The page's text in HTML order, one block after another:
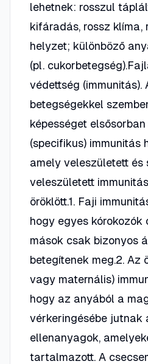
lehetnek: rosszul
kifáradás, rossz klíma,
helyzet; különböző
(pl.
védettség (immunitás).
betegségekkel
képességet
(specifikus) immunitás
amely veleszületett és
veleszületett
öröklött.1. Faji
hogy egyes kórokozók
mások csak bizonyos
betegítenek meg.2. Az
vagy maternális)
hogy az anyából a
vérkeringésébe jutnak
ellenanyagok,
tartalmazott. A